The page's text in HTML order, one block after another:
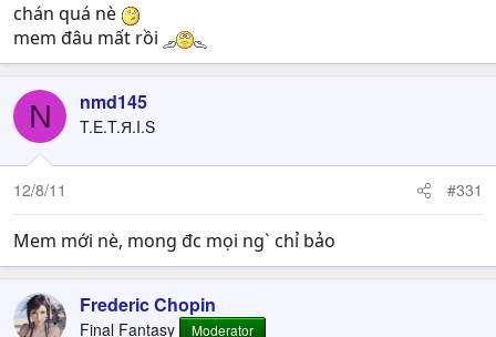
chán quá nè
mem đâu mất rồi
N nmd145
T.E.T.Я.I.S
12/8/11 #331
Mem mới nè, mong đc mọi ng` chỉ bảo
Frederic Chopin
Final Fantasy Moderator